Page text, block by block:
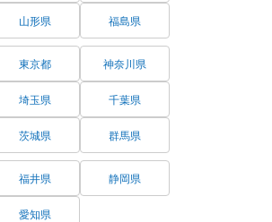
山形県 福島県
東京都 神奈川県
埼玉県 千葉県
茨城県 群馬県
福井県 静岡県
愛知県